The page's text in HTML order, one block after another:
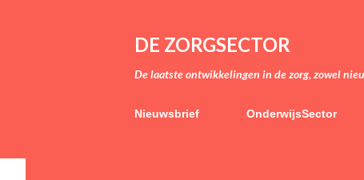
DE ZORGSECTOR
De laatste ontwikkelingen in de zorg, zowel
Nieuwsbrief OnderwijsSector